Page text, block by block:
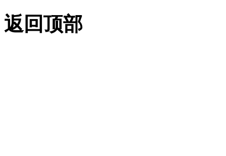
返回顶部